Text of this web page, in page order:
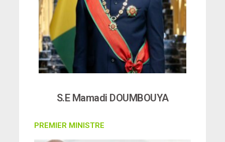
S.E Mamadi DOUMBOUYA
PREMIER MINISTRE